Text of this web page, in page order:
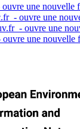
ouvre une nouvelle
- ouvre une
- ouvre une
ouvre une nouvelle